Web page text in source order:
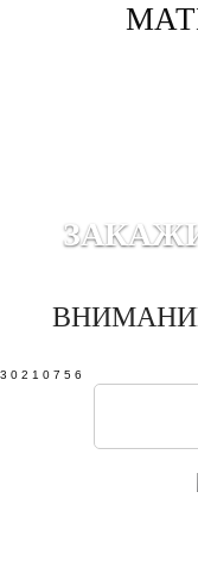
3 0 2 1 0 7 5